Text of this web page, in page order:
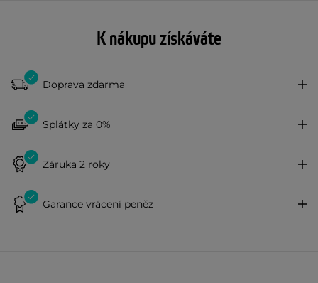
K nákupu získáváte
Doprava zdarma
Splátky za 0%
Záruka 2 roky
Garance vrácení peněz